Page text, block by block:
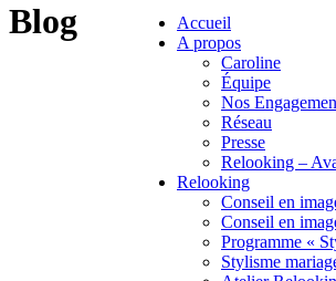
Accueil
A propos
Caroline
Équipe
Nos
Réseau
Presse
Relooking –
Relooking
Conseil en
Conseil en
Programme «
Stylisme
Blog